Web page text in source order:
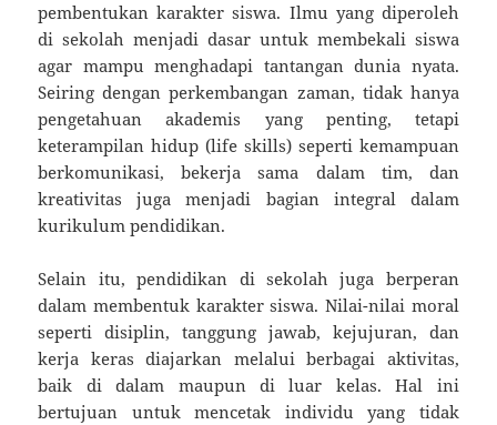
pembentukan karakter siswa. Ilmu yang diperoleh
di sekolah menjadi dasar untuk membekali siswa
agar mampu menghadapi tantangan dunia nyata.
Seiring dengan perkembangan zaman, tidak hanya
pengetahuan akademis yang penting, tetapi
keterampilan hidup (life skills) seperti kemampuan
berkomunikasi, bekerja sama dalam tim, dan
kreativitas juga menjadi bagian integral dalam
kurikulum pendidikan.
Selain itu, pendidikan di sekolah juga berperan
dalam membentuk karakter siswa. Nilai-nilai moral
seperti disiplin, tanggung jawab, kejujuran, dan
kerja keras diajarkan melalui berbagai aktivitas,
baik di dalam maupun di luar kelas. Hal ini
bertujuan untuk mencetak individu yang tidak